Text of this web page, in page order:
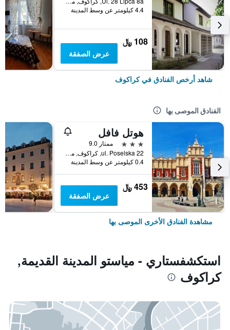
4.4 كيلومتر عن وسط المدينة
108 ﷼
عرض الصفقة
شاهد أرخص الفنادق في كراكوف
الفنادق الموصى بها
هوتل فافل
3 نجوم
ممتاز 9.0
ul. Poselska 22, كراكوف, مقاطعة بولندا الصغرى, بولندا
0.4 كيلومتر عن وسط المدينة
453 ﷼
عرض الصفقة
مشاهدة الفنادق الأخرى الموصى بها
استكشفستاري - مياستو المدينة القديمة,
كراكوف